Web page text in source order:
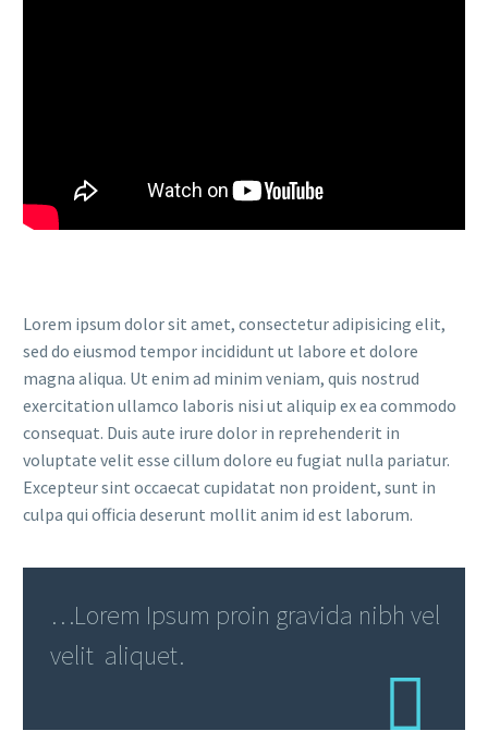
Lorem ipsum dolor sit amet, consectetur adipisicing elit,
sed do eiusmod tempor incididunt ut labore et dolore
magna aliqua. Ut enim ad minim veniam, quis nostrud
exercitation ullamco laboris nisi ut aliquip ex ea commodo
consequat. Duis aute irure dolor in reprehenderit in
voluptate velit esse cillum dolore eu fugiat nulla pariatur.
Excepteur sint occaecat cupidatat non proident, sunt in
culpa qui officia deserunt mollit anim id est laborum.
…Lorem Ipsum proin gravida nibh vel
velit aliquet.